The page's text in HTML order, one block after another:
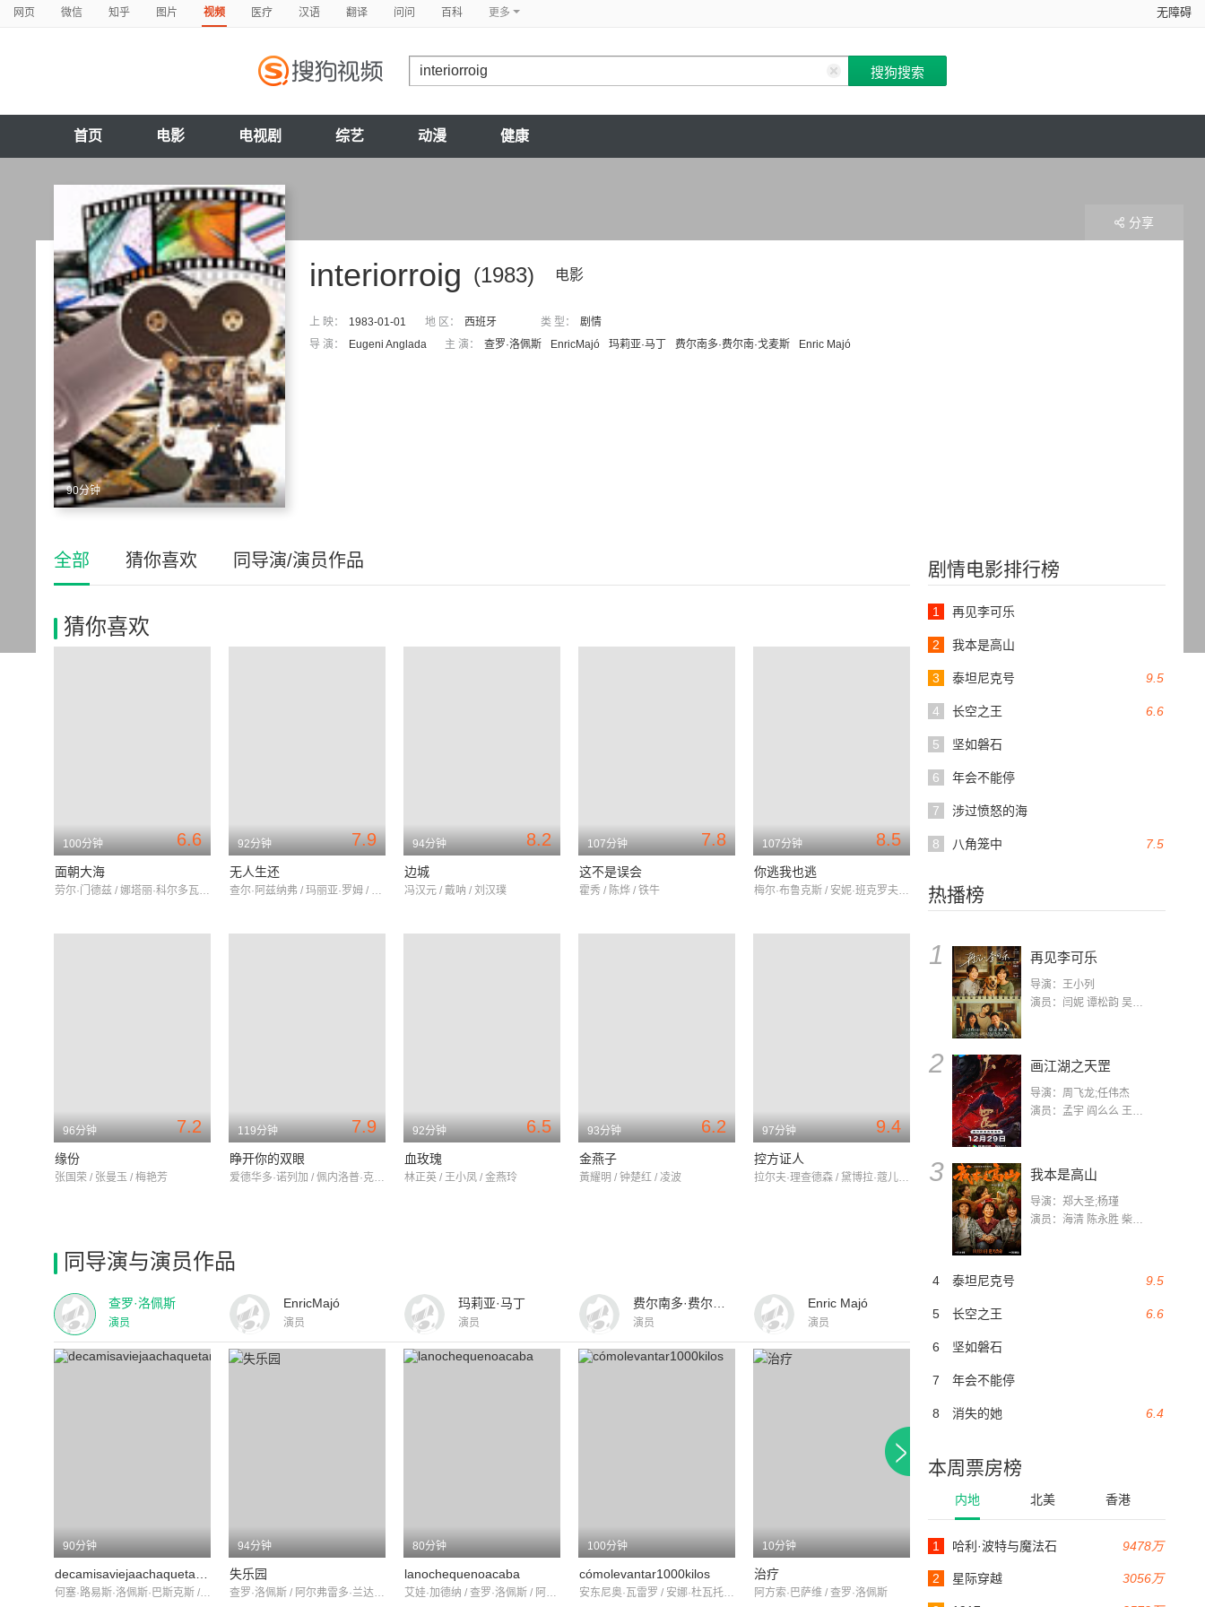
网页 微信 知乎 图片 视频 医疗 汉语 翻译 问问 百科 更多 无障碍
首页 电影 电视剧 综艺 动漫 健康
90分钟
(1983) 电影
interiorroig
上 映： 1983-01-01 地 区： 西班牙 类 型：
剧情
导 演：
Eugeni Anglada 主 演： 查罗·洛佩斯 EnricMajó 玛莉亚·马丁 费尔南多·费尔南·戈麦斯 Enric Majó
分享
剧情电影排行榜
1 再见李可乐
2 我本是高山
9.5
3 泰坦尼克号
6.6
4 长空之王
5 坚如磐石
6 年会不能停
7 涉过愤怒的海
7.5
8 八角笼中
热播榜
1 再见李可乐
导演：王小列
演员：闫妮 谭松韵 吴京 蒋龙 赵小棠 冯雷 李虎城 平安 小七 小可乐
2 画江湖之天罡
导演：周飞龙;任伟杰
演员：孟宇 阎么么 王凯 郭政建 阎萌萌 杨默 高枫 齐斯伽 刘芊含 马程
3 我本是高山
导演：郑大圣;杨瑾
演员：海清 陈永胜 柴烨 王玥婷 万国鹏 美朵达瓦 赵瑞婷 罗解艳 郭莉娜 潘家艳
9.5
4 泰坦尼克号
6.6
5 长空之王
6 坚如磐石
7 年会不能停
6.4
8 消失的她
本周票房榜
内地 北美 香港
9478万
1 哈利·波特与魔法石
3056万
2 星际穿越
全部 猜你喜欢 同导演/演员作品
猜你喜欢
6.6
100分钟
面朝大海
劳尔·门德兹 / 娜塔丽·科尔多瓦 / 费尔南多·古林
7.9
92分钟
无人生还
查尔·阿兹纳弗 / 玛丽亚·罗姆 / 阿道弗·切利
8.2
94分钟
边城
冯汉元 / 戴呐 / 刘汉璞
7.8
107分钟
这不是误会
霍秀 / 陈烨 / 铁牛
8.5
107分钟
你逃我也逃
梅尔·布鲁克斯 / 安妮·班克罗夫特 / 提姆·麦锡森
7.2
96分钟
缘份
张国荣 / 张曼玉 / 梅艳芳
7.9
119分钟
睁开你的双眼
爱德华多·诺列加 / 佩内洛普·克鲁兹 / 切特·雷拉
6.5
92分钟
血玫瑰
林正英 / 王小凤 / 金燕玲
6.2
93分钟
金燕子
黃耀明 / 钟楚红 / 凌波
9.4
97分钟
控方证人
拉尔夫·理查德森 / 黛博拉·蔻儿 / 博·布里奇斯
同导演与演员作品
查罗·洛佩斯
演员
EnricMajó
演员
玛莉亚·马丁
演员 演员
Enric Majó
演员
90分钟
何塞·路易斯·洛佩斯·巴斯克斯 / ManoloCodeso / 安东尼奥·加里萨
94分钟
失乐园
查罗·洛佩斯 / 阿尔弗雷多·兰达 / 胡安·迭戈
80分钟
lanochequenoacaba
艾娃·加德纳 / 查罗·洛佩斯 / 阿里亚德娜·希尔
100分钟
cómolevantar1000kilos
安东尼奥·瓦雷罗 / 安娜·杜瓦托 / 帕特里克·波查
10分钟
治疗
阿方索·巴萨维 / 查罗·洛佩斯
90分钟
家庭犯罪
93分钟
laregenta